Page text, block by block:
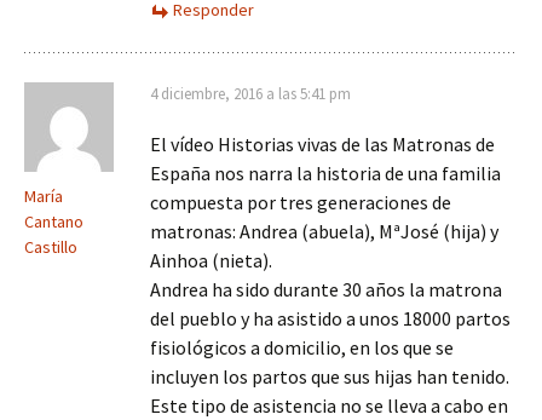
Responder
María
Cantano
Castillo
4 diciembre, 2016 a las 5:41 pm
El vídeo Historias vivas de las Matronas de
España nos narra la historia de una familia
compuesta por tres generaciones de
matronas: Andrea (abuela), MªJosé (hija) y
Ainhoa (nieta).
Andrea ha sido durante 30 años la matrona
del pueblo y ha asistido a unos 18000 partos
fisiológicos a domicilio, en los que se
incluyen los partos que sus hijas han tenido.
Este tipo de asistencia no se lleva a cabo en